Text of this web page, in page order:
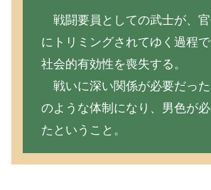
戦闘要員としての武士が、
にトリミングされてゆく過程
社会的有効性を喪失する。
戦いに深い関係が必要だっ
のような体制になり、男色が
たということ。